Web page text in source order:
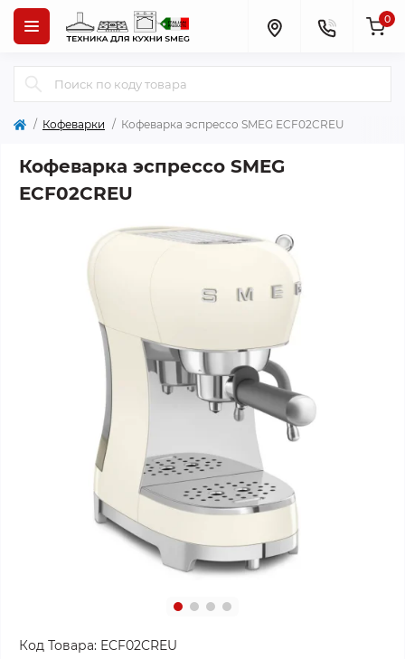
0
Кофеварки Кофеварка эспрессо SMEG ECF02CREU
Кофеварка эспрессо SMEG
ECF02CREU
Код Товара: ECF02CREU